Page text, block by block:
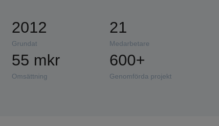
Grundat
2012
Medarbetare
21
Omsättning
55 mkr
Genomförda projekt
600+